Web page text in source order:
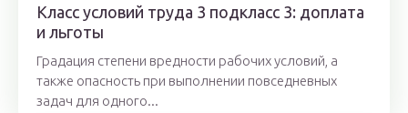
Класс условий труда 3 подкласс 3: доплата
и льготы
Градация степени вредности рабочих условий, а
также опасность при выполнении повседневных
задач для одного...